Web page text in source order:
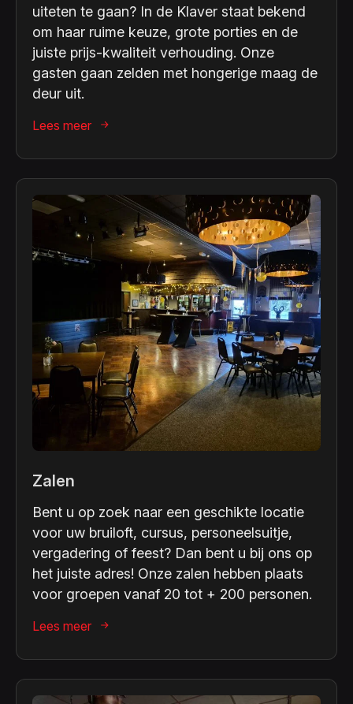
uiteten te gaan? In de Klaver staat bekend
om haar ruime keuze, grote porties en de
juiste prijs-kwaliteit verhouding. Onze
gasten gaan zelden met hongerige maag de
deur uit.
Lees meer
Zalen
Bent u op zoek naar een geschikte locatie
voor uw bruiloft, cursus, personeelsuitje,
vergadering of feest? Dan bent u bij ons op
het juiste adres! Onze zalen hebben plaats
voor groepen vanaf 20 tot + 200 personen.
Lees meer